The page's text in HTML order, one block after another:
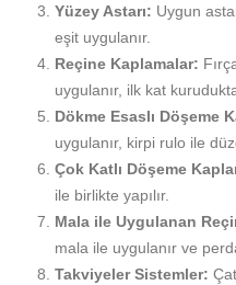
Yüzey Astarı: Uygun
eşit uygulanır.
Reçine Kaplamalar:
uygulanır, ilk kat
Dökme Esaslı Döşeme
uygulanır, kirpi rulo ile
Çok Katlı Döşeme
ile birlikte yapılır.
Mala ile Uygulanan
mala ile uygulanır ve
Takviyeler Sistemler: